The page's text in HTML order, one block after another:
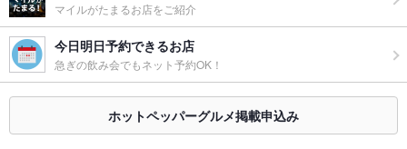
マイルがたまるお店をご紹介
今日明日予約できるお店
急ぎの飲み会でもネット予約OK！
ホットペッパーグルメ掲載申込み